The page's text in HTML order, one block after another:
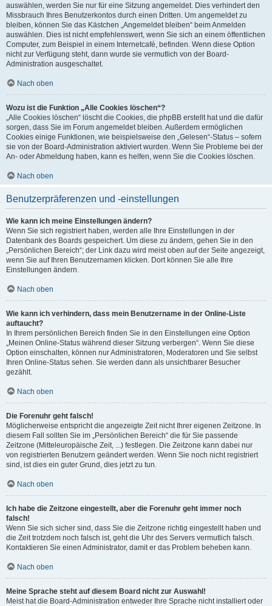
auswählen, werden Sie nur für eine Sitzung angemeldet. Dies verhindert den
Missbrauch Ihres Benutzerkontos durch einen Dritten. Um angemeldet zu
bleiben, können Sie das Kästchen „Angemeldet bleiben“ beim Anmelden
auswählen. Dies ist nicht empfehlenswert, wenn Sie sich an einem öffentlichen
Computer, zum Beispiel in einem Internetcafé, befinden. Wenn diese Option
nicht zur Verfügung steht, dann wurde sie vermutlich von der Board-
Administration ausgeschaltet.
Nach oben
Wozu ist die Funktion „Alle Cookies löschen“?
„Alle Cookies löschen“ löscht die Cookies, die phpBB erstellt hat und die dafür
sorgen, dass Sie im Forum angemeldet bleiben. Außerdem ermöglichen
Cookies einige Funktionen, wie beispielsweise den „Gelesen“-Status – sofern
sie von der Board-Administration aktiviert wurden. Wenn Sie Probleme bei der
An- oder Abmeldung haben, kann es helfen, wenn Sie die Cookies löschen.
Nach oben
Benutzerpräferenzen und -einstellungen
Wie kann ich meine Einstellungen ändern?
Wenn Sie sich registriert haben, werden alle Ihre Einstellungen in der
Datenbank des Boards gespeichert. Um diese zu ändern, gehen Sie in den
„Persönlichen Bereich“; der Link dazu wird meist oben auf der Seite angezeigt,
wenn Sie auf Ihren Benutzernamen klicken. Dort können Sie alle Ihre
Einstellungen ändern.
Nach oben
Wie kann ich verhindern, dass mein Benutzername in der Online-Liste
auftaucht?
In Ihrem persönlichen Bereich finden Sie in den Einstellungen eine Option
„Meinen Online-Status während dieser Sitzung verbergen“. Wenn Sie diese
Option einschalten, können nur Administratoren, Moderatoren und Sie selbst
Ihren Online-Status sehen. Sie werden dann als unsichtbarer Besucher
gezählt.
Nach oben
Die Forenuhr geht falsch!
Möglicherweise entspricht die angezeigte Zeit nicht Ihrer eigenen Zeitzone. In
diesem Fall sollten Sie im „Persönlichen Bereich“ die für Sie passende
Zeitzone (Mitteleuropäische Zeit, ...) festlegen. Die Zeitzone kann dabei nur
von registrierten Benutzern geändert werden. Wenn Sie noch nicht registriert
sind, ist dies ein guter Grund, dies jetzt zu tun.
Nach oben
Ich habe die Zeitzone eingestellt, aber die Forenuhr geht immer noch
falsch!
Wenn Sie sich sicher sind, dass Sie die Zeitzone richtig eingestellt haben und
die Zeit trotzdem noch falsch ist, geht die Uhr des Servers vermutlich falsch.
Kontaktieren Sie einen Administrator, damit er das Problem beheben kann.
Nach oben
Meine Sprache steht auf diesem Board nicht zur Auswahl!
Meist hat die Board-Administration entweder Ihre Sprache nicht installiert oder